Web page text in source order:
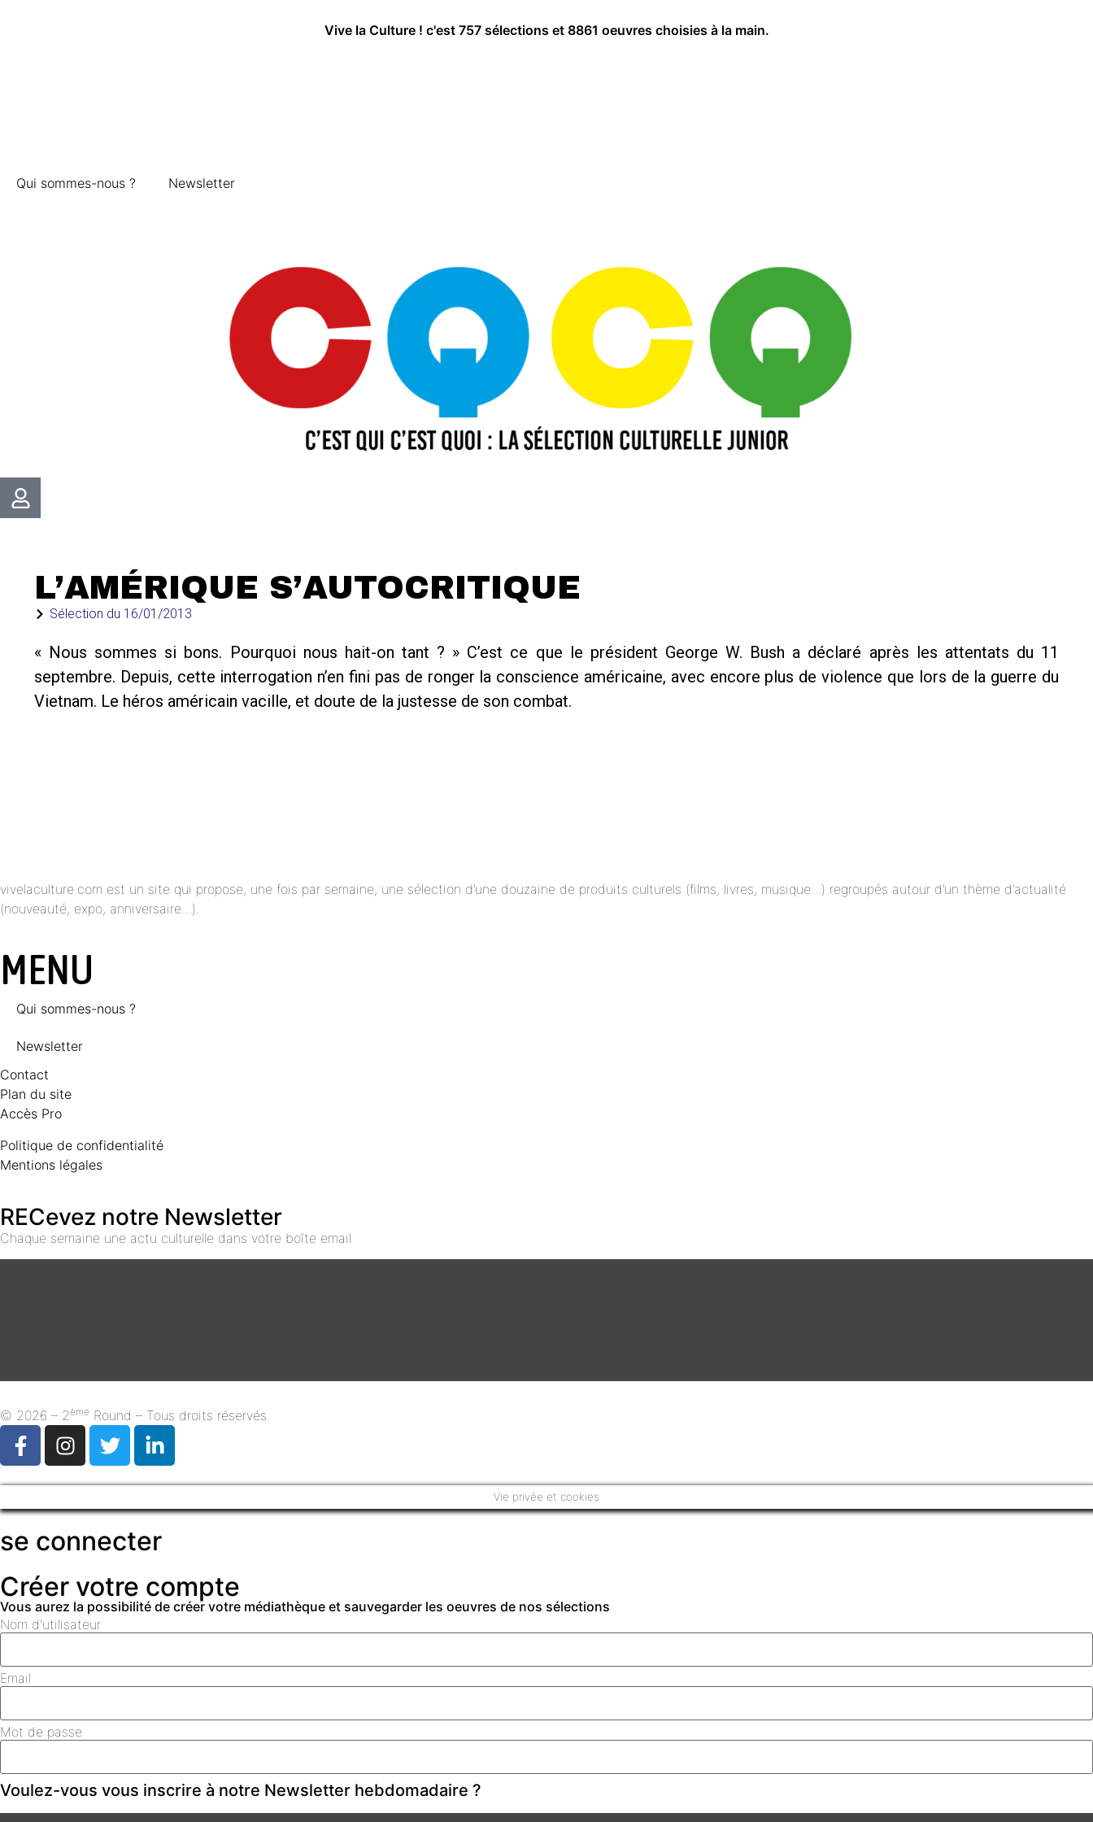
Vive la Culture ! c'est 757 sélections et 8861 oeuvres choisies à la main.
Qui sommes-nous ? Newsletter
L’AMÉRIQUE S’AUTOCRITIQUE
Sélection du 16/01/2013
« Nous sommes si bons. Pourquoi nous hait-on tant ? » C’est ce que le président George W. Bush a déclaré après les attentats du 11
septembre. Depuis, cette interrogation n’en fini pas de ronger la conscience américaine, avec encore plus de violence que lors de la guerre du
Vietnam. Le héros américain vacille, et doute de la justesse de son combat.
vivelaculture.com est un site qui propose, une fois par semaine, une sélection d’une douzaine de produits culturels (films, livres, musique…) regroupés autour d’un thème d’actualité
(nouveauté, expo, anniversaire…).
MENU
Qui sommes-nous ?
Newsletter
Contact
Plan du site
Accès Pro
Politique de confidentialité
Mentions légales
RECevez notre Newsletter
Chaque semaine une actu culturelle dans votre boîte email
© 2026 – 2ème Round – Tous droits réservés.
Vie privée et cookies
se connecter
Créer votre compte
Vous aurez la possibilité de créer votre médiathèque et sauvegarder les oeuvres de nos sélections
Nom d'utilisateur
Email
Mot de passe
Voulez-vous vous inscrire à notre Newsletter hebdomadaire ?